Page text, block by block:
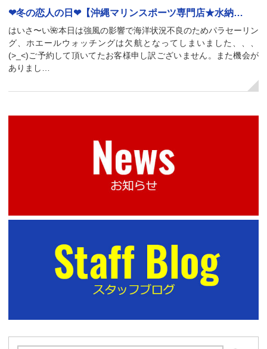
❤冬の恋人の日❤【沖縄マリンスポーツ専門店★水納…
はいさ〜い🌺本日は強風の影響で海洋状況不良のためパラセーリン
グ、ホエールウォッチングは欠航となってしまいました、、、
(>_<)ご予約して頂いてたお客様申し訳ございません。また機会が
ありまし…